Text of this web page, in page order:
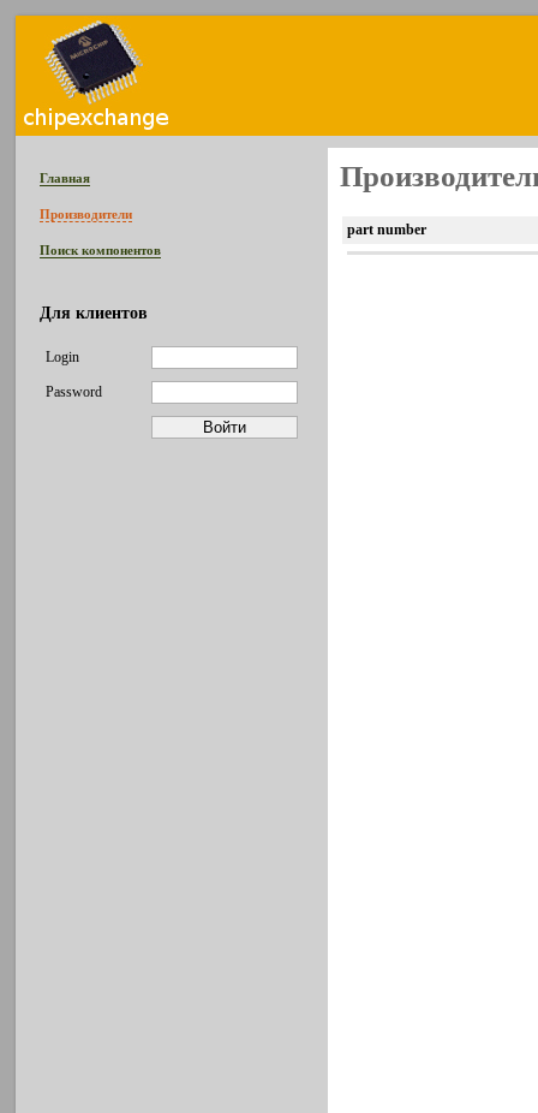
Главная
Производители
Поиск компонентов
Для клиентов
Login
Password
part number